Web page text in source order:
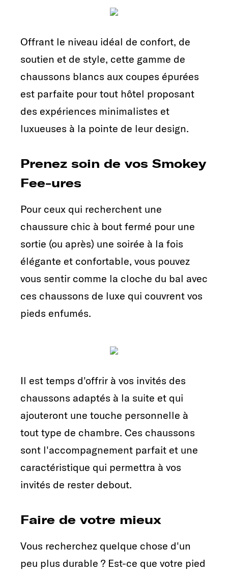
Offrant le niveau idéal de confort, de
soutien et de style, cette gamme de
chaussons blancs aux coupes épurées
est parfaite pour tout hôtel proposant
des expériences minimalistes et
luxueuses à la pointe de leur design.
Prenez soin de vos Smokey
Fee-ures
Pour ceux qui recherchent une
chaussure chic à bout fermé pour une
sortie (ou après) une soirée à la fois
élégante et confortable, vous pouvez
vous sentir comme la cloche du bal avec
ces chaussons de luxe qui couvrent vos
pieds enfumés.
Il est temps d'offrir à vos invités des
chaussons adaptés à la suite et qui
ajouteront une touche personnelle à
tout type de chambre. Ces chaussons
sont l'accompagnement parfait et une
caractéristique qui permettra à vos
invités de rester debout.
Faire de votre mieux
Vous recherchez quelque chose d'un
peu plus durable ? Est-ce que votre pied